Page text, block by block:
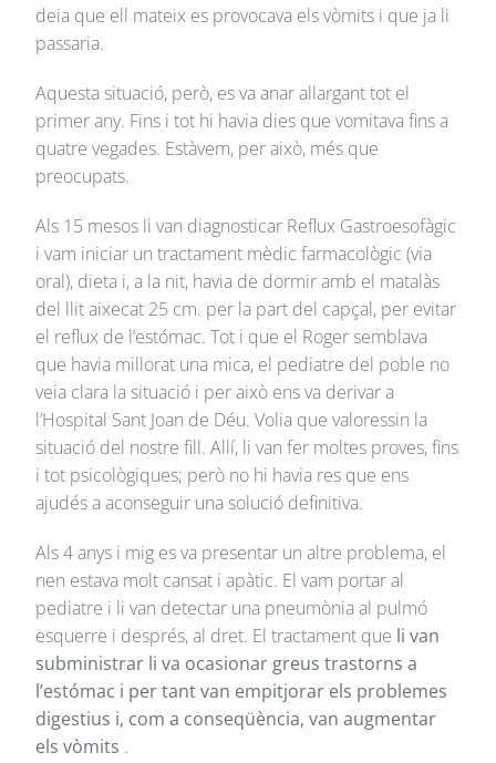
deia que ell mateix es provocava els vòmits i que ja li
passaria.
Aquesta situació, però, es va anar allargant tot el
primer any. Fins i tot hi havia dies que vomitava fins a
quatre vegades. Estàvem, per això, més que
preocupats.
Als 15 mesos li van diagnosticar Reflux Gastroesofàgic
i vam iniciar un tractament mèdic farmacològic (via
oral), dieta i, a la nit, havia de dormir amb el matalàs
del llit aixecat 25 cm. per la part del capçal, per evitar
el reflux de l’estómac. Tot i que el Roger semblava
que havia millorat una mica, el pediatre del poble no
veia clara la situació i per això ens va derivar a
l’Hospital Sant Joan de Déu. Volia que valoressin la
situació del nostre fill. Allí, li van fer moltes proves, fins
i tot psicològiques; però no hi havia res que ens
ajudés a aconseguir una solució definitiva.
Als 4 anys i mig es va presentar un altre problema, el
nen estava molt cansat i apàtic. El vam portar al
pediatre i li van detectar una pneumònia al pulmó
esquerre i després, al dret. El tractament que li van
subministrar li va ocasionar greus trastorns a
l’estómac i per tant van empitjorar els problemes
digestius i, com a conseqüència, van augmentar
els vòmits .